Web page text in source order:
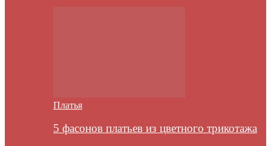
Платья
5 фасонов платьев из цветного трикотажа